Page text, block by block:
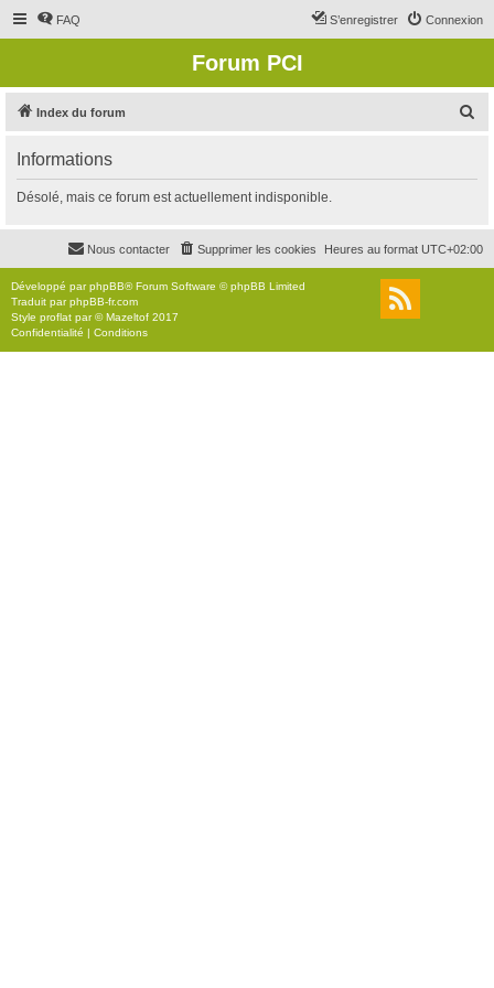
FAQ Connexion
S’enregistrer
Forum PCI
Index du forum
r
c
r
Informations
Désolé, mais ce forum est actuellement indisponible.
Heures au format UTC+02:00
Supprimer les cookies
Nous contacter
Développé parphpBB® Forum Software © phpBB Limited
Traduit parphpBB-fr.com
Style proflat par ©Mazeltof 2017
Confidentialité | Conditions